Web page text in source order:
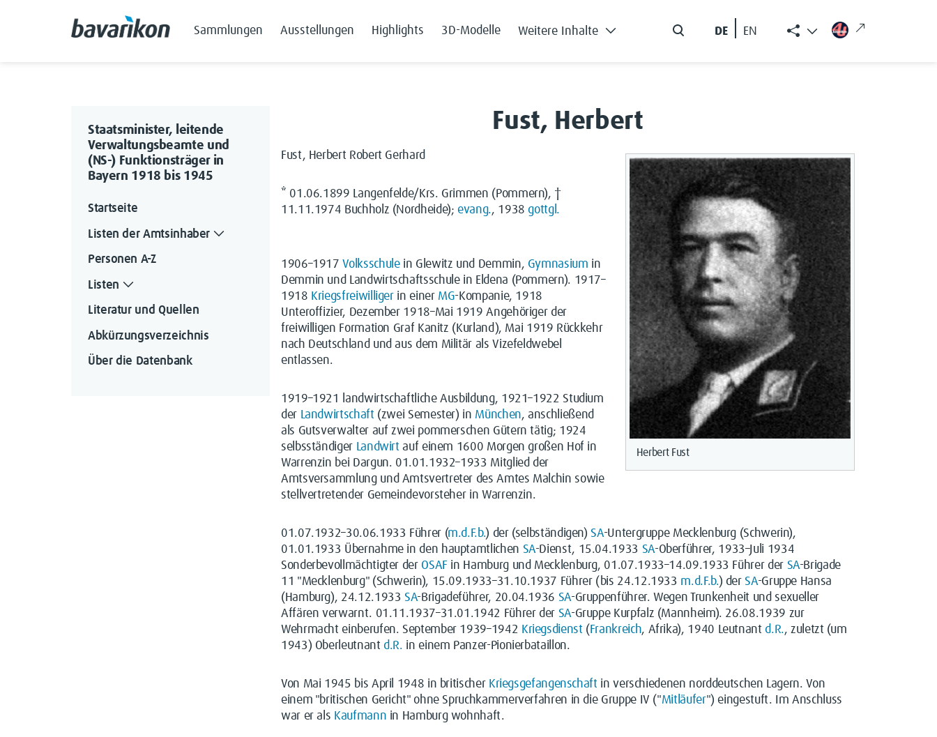
Sammlungen Ausstellungen Highlights 3D-Modelle Weitere Inhalte DE EN
Fust, Herbert
Herbert Fust
Fust, Herbert Robert Gerhard
* 01.06.1899 Langenfelde/Krs. Grimmen (Pommern), †
11.11.1974 Buchholz (Nordheide); evang., 1938 gottgl.
1906–1917Volksschulein Glewitz und Demmin, Gymnasium in
Demmin und Landwirtschaftsschule in Eldena (Pommern). 1917–
1918 Kriegsfreiwilligerin einer MG-Kompanie, 1918
Unteroffizier, Dezember 1918–Mai 1919 Angehöriger der
freiwilligen Formation Graf Kanitz (Kurland), Mai 1919 Rückkehr
nach Deutschland und aus dem Militär als Vizefeldwebel
entlassen.
1919–1921 landwirtschaftliche Ausbildung, 1921–1922 Studium
der Landwirtschaft(zwei Semester) in München, anschließend
als Gutsverwalter auf zwei pommerschen Gütern tätig; 1924
selbsständiger Landwirtauf einem 1600 Morgen großen Hof in
Warrenzin bei Dargun. 01.01.1932–1933 Mitglied der
Amtsversammlung und Amtsvertreter des Amtes Malchin sowie
stellvertretender Gemeindevorsteher in Warrenzin.
01.07.1932–30.06.1933 Führer (m.d.F.b.) der (selbständigen) SA-Untergruppe Mecklenburg (Schwerin),
01.01.1933 Übernahme in den hauptamtlichen SA-Dienst, 15.04.1933 SA-Oberführer, 1933–Juli 1934
Sonderbevollmächtigter der OSAFin Hamburg und Mecklenburg, 01.07.1933–14.09.1933 Führer der SA-Brigade
11 "Mecklenburg" (Schwerin), 15.09.1933–31.10.1937 Führer (bis 24.12.1933 m.d.F.b.) der SA-Gruppe Hansa
(Hamburg), 24.12.1933 SA-Brigadeführer, 20.04.1936 SA-Gruppenführer. Wegen Trunkenheit und sexueller
Affären verwarnt. 01.11.1937–31.01.1942 Führer der SA-Gruppe Kurpfalz (Mannheim). 26.08.1939 zur
Wehrmacht einberufen. September 1939–1942 Kriegsdienst( Frankreich, Afrika), 1940 Leutnant d.R., zuletzt (um
1943) Oberleutnant d.R. in einem Panzer-Pionierbataillon.
Von Mai 1945 bis April 1948 in britischer Kriegsgefangenschaftin verschiedenen norddeutschen Lagern. Von
einem "britischen Gericht" ohne Spruchkammerverfahren in die Gruppe IV ("Mitläufer") eingestuft. Im Anschluss
war er als Kaufmann in Hamburg wohnhaft.
Staatsminister, leitende
Verwaltungsbeamte und
(NS-) Funktionsträger in
Bayern 1918 bis 1945
Startseite
Listen der Amtsinhaber
Personen A-Z
Listen
Literatur und Quellen
Abkürzungsverzeichnis
Über die Datenbank